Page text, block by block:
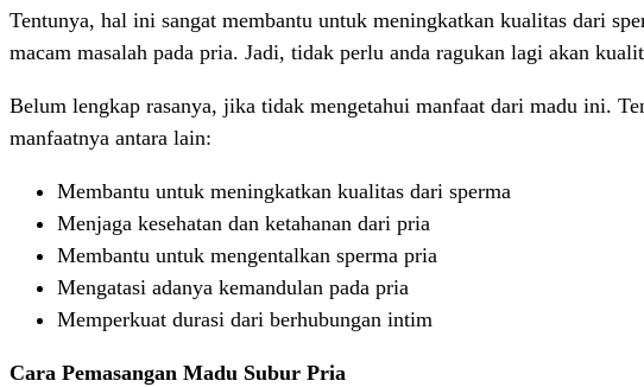
Tentunya, hal ini sangat membantu untuk meningkatkan kualitas dari
macam masalah pada pria. Jadi, tidak perlu anda ragukan lagi akan
Belum lengkap rasanya, jika tidak mengetahui manfaat dari madu ini.
manfaatnya antara lain:
Membantu untuk meningkatkan kualitas dari sperma
Menjaga kesehatan dan ketahanan dari pria
Membantu untuk mengentalkan sperma pria
Mengatasi adanya kemandulan pada pria
Memperkuat durasi dari berhubungan intim
Cara Pemasangan Madu Subur Pria